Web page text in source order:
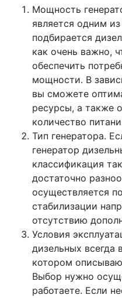
Мощность
является одним
подбирается
как очень важно,
обеспечить
мощности. В
вы сможете
ресурсы, а также
количество
Тип генератора.
генератор
классификация
достаточно
осуществляется
стабилизации
отсутствию
Условия
дизельных всегда
котором
Выбор нужно
работаете. Если